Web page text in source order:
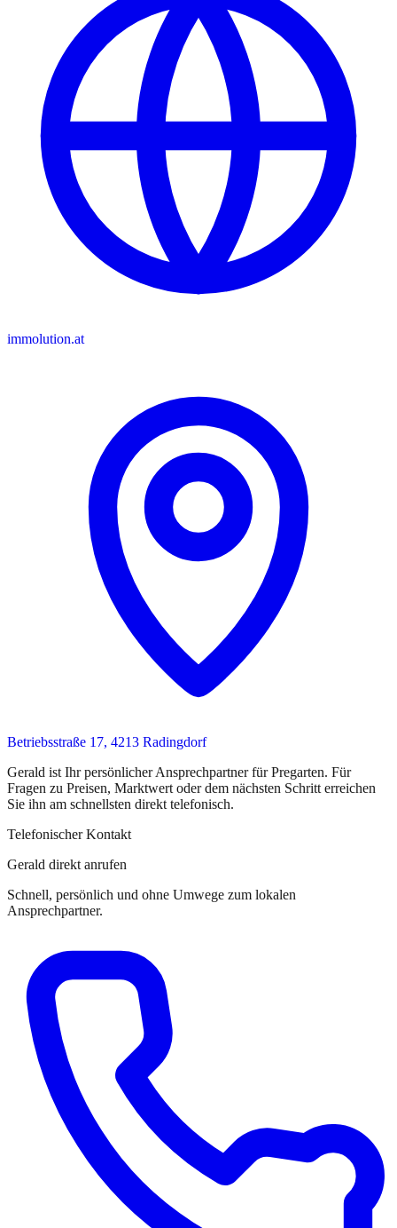
immolution.at
Betriebsstraße 17, 4213 Radingdorf
Gerald ist Ihr persönlicher Ansprechpartnerfür Pregarten. Für
Fragen zu Preisen, Marktwert oder dem nächsten Schritt erreichen
Sie ihn am schnellsten direkt telefonisch.
Telefonischer Kontakt
Gerald direkt anrufen
Schnell, persönlich und ohne Umwege zum lokalen
Ansprechpartner.